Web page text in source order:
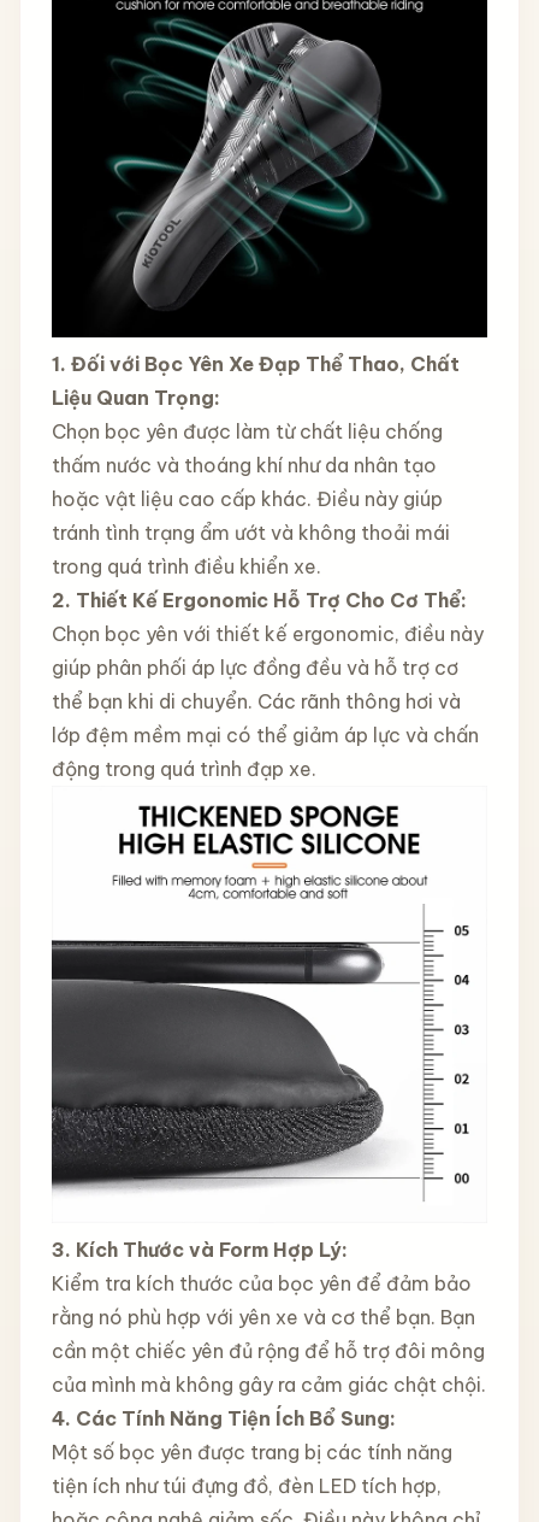
1. Đối với Bọc Yên Xe Đạp Thể Thao, Chất
Liệu Quan Trọng:
Chọn bọc yên được làm từ chất liệu chống
thấm nước và thoáng khí như da nhân tạo
hoặc vật liệu cao cấp khác. Điều này giúp
tránh tình trạng ẩm ướt và không thoải mái
trong quá trình điều khiển xe.
2. Thiết Kế Ergonomic Hỗ Trợ Cho Cơ Thể:
Chọn bọc yên với thiết kế ergonomic, điều này
giúp phân phối áp lực đồng đều và hỗ trợ cơ
thể bạn khi di chuyển. Các rãnh thông hơi và
lớp đệm mềm mại có thể giảm áp lực và chấn
động trong quá trình đạp xe.
3. Kích Thước và Form Hợp Lý:
Kiểm tra kích thước của bọc yên để đảm bảo
rằng nó phù hợp với yên xe và cơ thể bạn. Bạn
cần một chiếc yên đủ rộng để hỗ trợ đôi mông
của mình mà không gây ra cảm giác chật chội.
4. Các Tính Năng Tiện Ích Bổ Sung:
Một số bọc yên được trang bị các tính năng
tiện ích như túi đựng đồ, đèn LED tích hợp,